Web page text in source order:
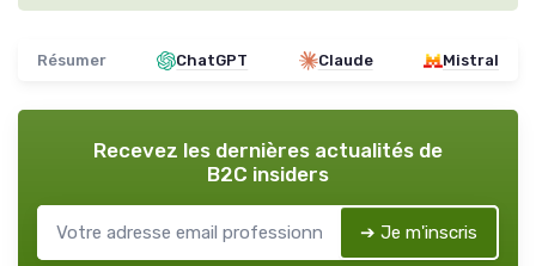
Résumer ChatGPT Claude Mistral
Recevez les dernières actualités de
B2C insiders
➔ Je m'inscris